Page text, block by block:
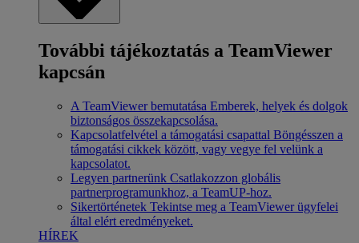
További tájékoztatás a TeamViewer
kapcsán
A TeamViewer bemutatása Emberek, helyek és dolgok
biztonságos összekapcsolása.
Kapcsolatfelvétel a támogatási csapattal Böngésszen a
támogatási cikkek között, vagy vegye fel velünk a
kapcsolatot.
Legyen partnerünk Csatlakozzon globális
partnerprogramunkhoz, a TeamUP-hoz.
Sikertörténetek Tekintse meg a TeamViewer ügyfelei
által elért eredményeket.
HÍREK